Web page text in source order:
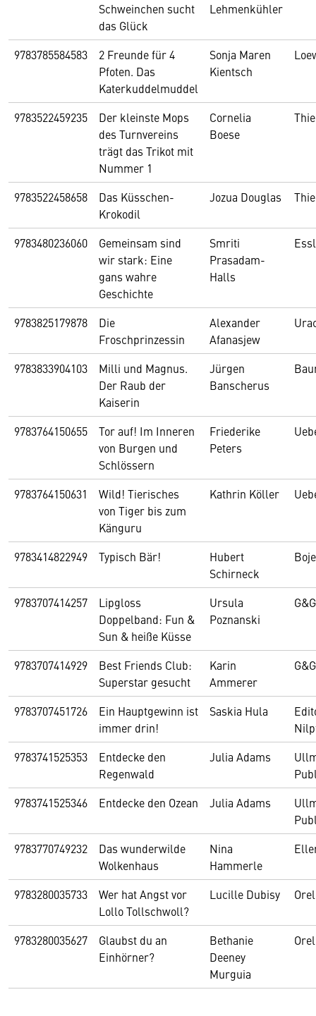
Schweinchen sucht
das Glück
Lehmenkühler
9783785584583
2 Freunde für 4
Pfoten. Das
Katerkuddelmuddel
Sonja Maren
Kientsch
9783522459235
Der kleinste Mops
des Turnvereins
trägt das Trikot mit
Nummer 1
Cornelia
Boese
9783522458658
Das Küsschen-
Krokodil
Jozua Douglas
9783480236060
Gemeinsam sind
wir stark: Eine
gans wahre
Geschichte
Smriti
Prasadam-
Halls
9783825179878
Die
Froschprinzessin
Alexander
Afanasjew
9783833904103
Milli und Magnus.
Der Raub der
Kaiserin
Jürgen
Banscherus
9783764150655
Tor auf! Im Inneren
von Burgen und
Schlössern
Friederike
Peters
9783764150631
Wild! Tierisches
von Tiger bis zum
Känguru
Kathrin Köller
9783414822949 Typisch Bär!
Hubert
Schirneck
Boje
9783707414257
Lipgloss
Doppelband: Fun &
Sun & heiße Küsse
Ursula
Poznanski
G&G
9783707414929
Best Friends Club:
Superstar gesucht
Karin
Ammerer
G&G
9783707451726
Ein Hauptgewinn ist
immer drin!
Saskia Hula
9783741525353
Entdecke den
Regenwald
Julia Adams
9783741525346
Entdecke den Ozean Julia Adams
9783770749232
Das wunderwilde
Wolkenhaus
Nina
Hammerle
9783280035733
Wer hat Angst vor
Lollo Tollschwoll?
Lucille Dubisy
9783280035627
Glaubst du an
Einhörner?
Bethanie
Deeney
Murguia